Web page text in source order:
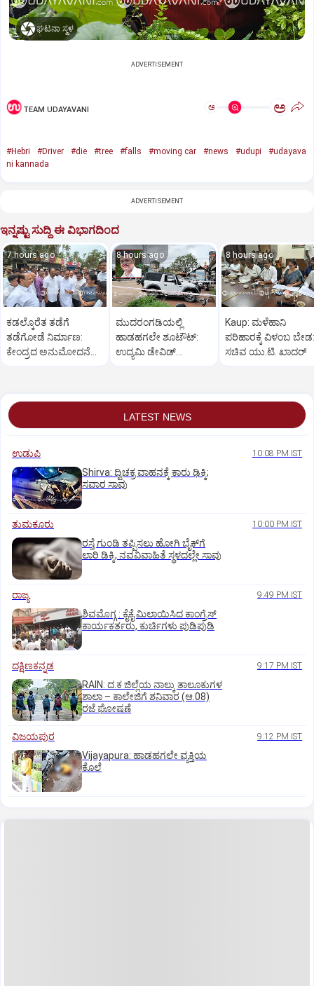
ಘಟನಾ ಸ್ಥಳ
ADVERTISEMENT
TEAM UDAYAVANI ಅ ಅ
#Hebri #Driver #die #tree #falls #moving car #news #udupi
#udayava
ni kannada
ADVERTISEMENT
ಇನ್ನಷ್ಟು ಸುದ್ದಿ ಈ ವಿಭಾಗದಿಂದ
7 hours ago
ಕಡಲ್ಕೊರೆತ ತಡೆಗೆ
ತಡೆಗೋಡೆ ನಿರ್ಮಾಣ:
ಕೇಂದ್ರದ ಅನುಮೋದನೆ
8 hours ago
ಮುದರಂಗಡಿಯಲ್ಲಿ
ಹಾಡಹಗಲೇ ಶೂಟೌಟ್:‌
ಉದ್ಯಮಿ ಡೇವಿಡ್‌
8 hours ago
Kaup: ಮಳೆಹಾನಿ
ಪರಿಹಾರಕ್ಕೆ ವಿಳಂಬ ಬೇಡ:
ಸಚಿವ ಯು.ಟಿ. ಖಾದರ್
LATEST NEWS
ಉಡುಪಿ 10:08 PM IST
Shirva: ದ್ವಿಚಕ್ರ ವಾಹನಕ್ಕೆ ಕಾರು ಢಿಕ್ಕಿ;
ಸವಾರ ಸಾವು
ತುಮಕೂರು 10:00 PM IST
ರಸ್ತೆ ಗುಂಡಿ ತಪ್ಪಿಸಲು ಹೋಗಿ ಬೈಕ್‌ಗೆ
ಲಾರಿ ಡಿಕ್ಕಿ, ನವವಿವಾಹಿತೆ ಸ್ಥಳದಲ್ಲೇ ಸಾವು
ರಾಜ್ಯ 9:49 PM IST
ಶಿವಮೊಗ್ಗ : ಕೈಕೈ ಮಿಲಾಯಿಸಿದ ಕಾಂಗ್ರೆಸ್
ಕಾರ್ಯಕರ್ತರು, ಕುರ್ಚಿಗಳು ಪುಡಿಪುಡಿ
ದಕ್ಷಿಣಕನ್ನಡ 9:17 PM IST
RAIN: ದ.ಕ ಜಿಲ್ಲೆಯ ನಾಲ್ಕು ತಾಲೂಕುಗಳ
ಶಾಲಾ – ಕಾಲೇಜಿಗೆ ಶನಿವಾರ (ಆ.08)
ರಜೆ ಘೋಷಣೆ
ವಿಜಯಪುರ 9:12 PM IST
Vijayapura: ಹಾಡಹಗಲೇ ವ್ಯಕ್ತಿಯ
ಕೊಲೆ